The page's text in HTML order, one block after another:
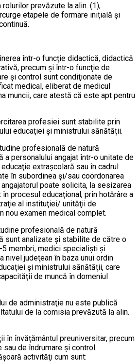
prevăzute la alin. (1),
etapele de formare iniţială şi
într-o funcţie didactică, didactică
precum şi într-o funcţie de
şi control sunt condiţionate de
medical, eliberat de medicul
muncii, care atestă că este apt pentru
profesiei sunt stabilite prin
educaţiei şi ministrului sănătăţii.
profesională de natură
a personalului angajat într-o unitate de
extraşcolară sau în cadrul
în subordinea şi/sau coordonarea
poate solicita, la sesizarea
procesul educaţional, prin hotărâre a
al instituţiei/ unităţii de
nou examen medical complet.
profesională de natură
sunt analizate şi stabilite de către o
membri, medici specialişti şi
nivel judeţean în baza unui ordin
şi ministrului sănătăţii, care
de muncă în domeniul
de administraţie nu este publică
de la comisia prevăzută la alin.
în învăţământul preuniversitar, precum
de îndrumare şi control
activităţi cum sunt: